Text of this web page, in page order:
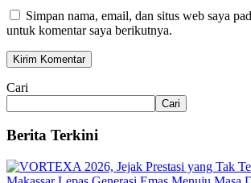
Simpan nama, email, dan situs web saya
untuk komentar saya berikutnya.
Cari
Cari
Berita Terkini